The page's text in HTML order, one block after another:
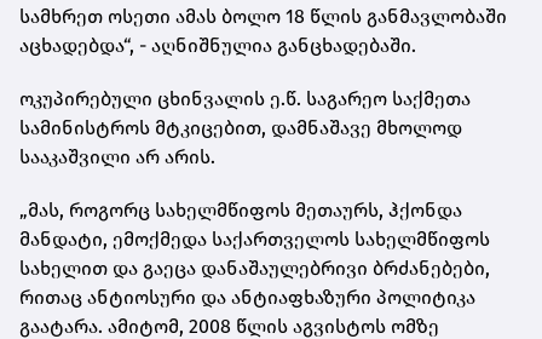
სამხრეთ ოსეთი ამას ბოლო 18 წლის განმავლობაში
აცხადებდა“, - აღნიშნულია განცხადებაში.
ოკუპირებული ცხინვალის ე.წ. საგარეო საქმეთა
სამინისტროს მტკიცებით, დამნაშავე მხოლოდ
სააკაშვილი არ არის.
„მას, როგორც სახელმწიფოს მეთაურს, ჰქონდა
მანდატი, ემოქმედა საქართველოს სახელმწიფოს
სახელით და გაეცა დანაშაულებრივი ბრძანებები,
რითაც ანტიოსური და ანტიაფხაზური პოლიტიკა
გაატარა. ამიტომ, 2008 წლის აგვისტოს ომზე